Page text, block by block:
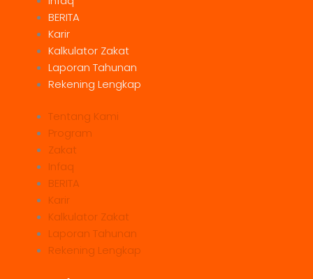
BERITA
Karir
Kalkulator Zakat
Laporan Tahunan
Rekening Lengkap
Tentang Kami
Program
Zakat
Infaq
BERITA
Karir
Kalkulator Zakat
Laporan Tahunan
Rekening Lengkap